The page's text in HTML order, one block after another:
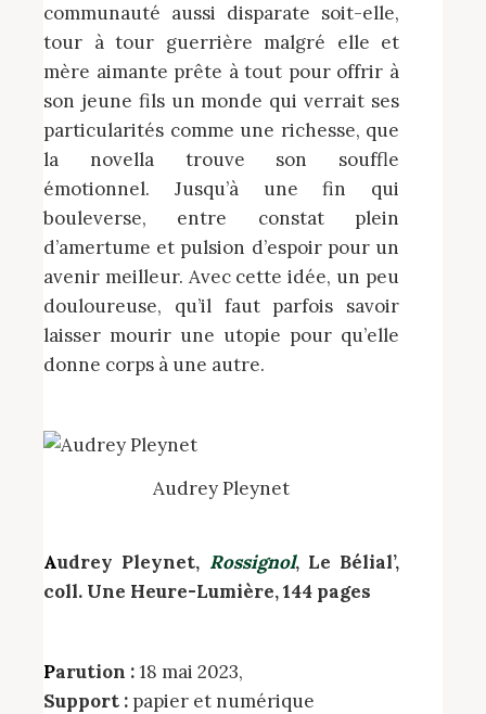
communauté aussi disparate soit-elle,
tour à tour guerrière malgré elle et
mère aimante prête à tout pour offrir à
son jeune fils un monde qui verrait ses
particularités comme une richesse, que
la novella trouve son souffle
émotionnel. Jusqu’à une fin qui
bouleverse, entre constat plein
d’amertume et pulsion d’espoir pour un
avenir meilleur. Avec cette idée, un peu
douloureuse, qu’il faut parfois savoir
laisser mourir une utopie pour qu’elle
donne corps à une autre.
Audrey Pleynet
Audrey Pleynet, Rossignol, Le Bélial’,
coll. Une Heure-Lumière, 144 pages
Parution :18 mai 2023,
Support : papier et numérique